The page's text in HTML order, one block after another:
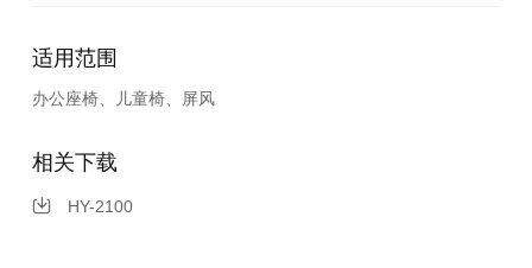
适用范围
办公座椅、儿童椅、屏风
相关下载
HY-2100